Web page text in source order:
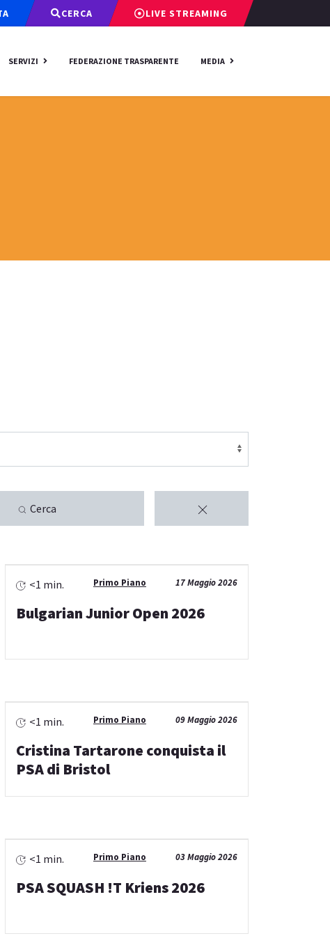
CERCA LIVE STREAMING
SERVIZI FEDERAZIONE TRASPARENTE MEDIA
Cerca
17 Maggio 2026
Primo Piano
<1 min.
Bulgarian Junior Open 2026
09 Maggio 2026
Primo Piano
<1 min.
Cristina Tartarone conquista il
PSA di Bristol
03 Maggio 2026
Primo Piano
<1 min.
PSA SQUASH !T Kriens 2026